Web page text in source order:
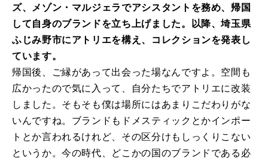
ズ、メゾン・マルジェラでアシスタントを務め、帰国
して自身のブランドを立ち上げました。以降、埼玉県
ふじみ野市にアトリエを構え、コレクションを発表し
ています。
帰国後、ご縁があって出会った場なんですよ。空間も
広かったので気に入って、自分たちでアトリエに改装
しました。そもそも僕は場所にはあまりこだわりがな
いんですね。ブランドもドメスティックとかインポー
トとか言われるけれど、その区分けもしっくりこない
というか。今の時代、どこかの国のブランドである必